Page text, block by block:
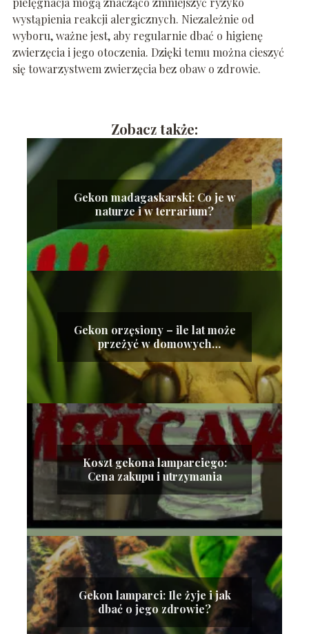
wystąpienia reakcji alergicznych. Niezależnie od
wyboru, ważne jest, aby regularnie dbać o higienę
zwierzęcia i jego otoczenia. Dzięki temu można cieszyć
się towarzystwem zwierzęcia bez obaw o zdrowie.
Zobacz także:
Gekon madagaskarski: Co je w
naturze i w terrarium?
Gekon orzęsiony – ile lat może
przeżyć w domowych
warunkach?
Koszt gekona lamparciego:
Cena zakupu i utrzymania
Gekon lamparci: Ile żyje i jak
dbać o jego zdrowie?